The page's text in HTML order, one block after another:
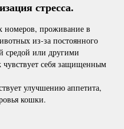
стресса.
номеров, проживание в
из-за постоянного
средой или другими
себя защищенным
улучшению аппетита,
кошки.